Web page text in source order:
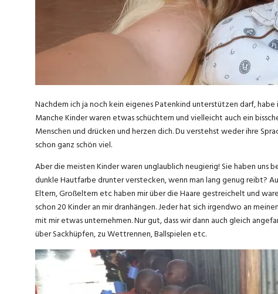
Nachdem ich ja noch kein eigenes Patenkind unterstützen darf,
Manche Kinder waren etwas schüchtern und vielleicht auch ein
Menschen und drücken und herzen dich. Du verstehst weder ihre
schon ganz schön viel.
Aber die meisten Kinder waren unglaublich neugierig! Sie haben uns
dunkle Hautfarbe drunter verstecken, wenn man lang genug reibt?
Eltern, Großeltern etc haben mir über die Haare gestreichelt und
schon 20 Kinder an mir dranhängen. Jeder hat sich irgendwo an
mit mir etwas unternehmen. Nur gut, dass wir dann auch gleich
über Sackhüpfen, zu Wettrennen, Ballspielen etc.